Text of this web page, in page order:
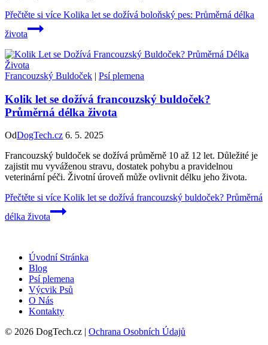
Přečtěte si více Kolika let se dožívá boloňský pes: Průměrná délka
života
Francouzský Buldoček | Psí plemena
Kolik let se dožívá francouzský buldoček?
Průměrná délka života
OdDogTech.cz 6. 5. 2025
Francouzský buldoček se dožívá průměrně 10 až 12 let. Důležité je
zajistit mu vyváženou stravu, dostatek pohybu a pravidelnou
veterinární péči. Životní úroveň může ovlivnit délku jeho života.
Přečtěte si více Kolik let se dožívá francouzský buldoček? Průměrná
délka života
Úvodní Stránka
Blog
Psí plemena
Výcvik Psů
O Nás
Kontakty
© 2026 DogTech.cz | Ochrana Osobních Údajů